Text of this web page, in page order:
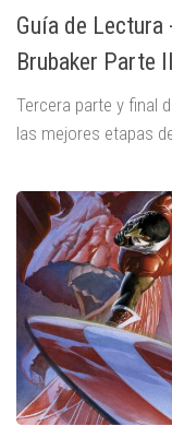
Guía de Lectura
Brubaker Parte
Tercera parte y final
las mejores etapas